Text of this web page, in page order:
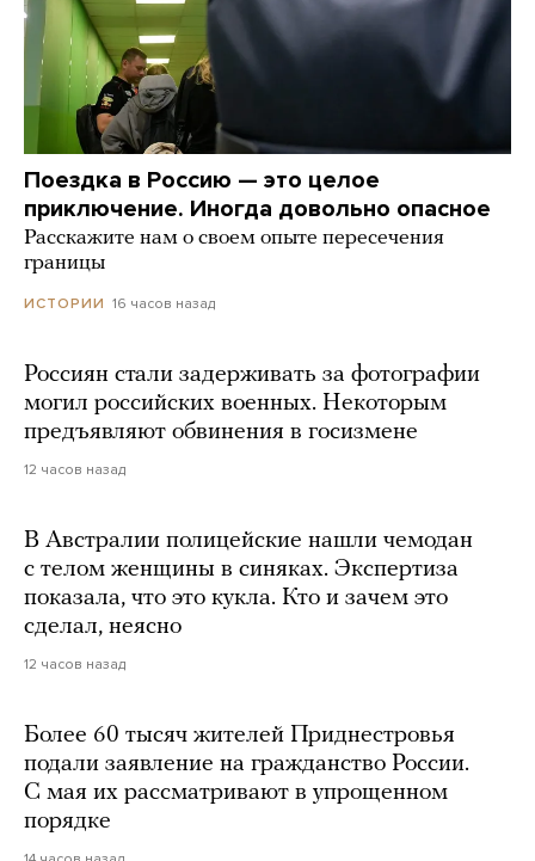
Поездка в Россию — это целое
приключение. Иногда довольно опасное
Расскажите нам о своем опыте пересечения
границы
ИСТОРИИ 16 часов назад
Россиян стали задерживать за фотографии
могил российских военных. Некоторым
предъявляют обвинения в госизмене
12 часов назад
В Австралии полицейские нашли чемодан
с телом женщины в синяках. Экспертиза
показала, что это кукла. Кто и зачем это
сделал, неясно
12 часов назад
Более 60 тысяч жителей Приднестровья
подали заявление на гражданство России.
С мая их рассматривают в упрощенном
порядке